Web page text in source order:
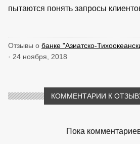
пытаются понять запросы
Отзывы о банке "Азиатско-
· 24 ноября, 2018
КОММЕНТАРИИ К
Пока